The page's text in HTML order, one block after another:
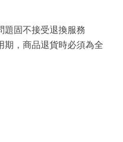
題固不接受退換服務
期，商品退貨時必須為全